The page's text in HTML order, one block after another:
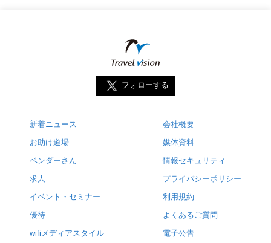
フォローする
新着ニュース
お助け道場
ベンダーさん
求人
イベント・セミナー
優待
wifiメディアスタイル
会社概要
媒体資料
情報セキュリティ
プライバシーポリシー
利用規約
よくあるご質問
電子公告